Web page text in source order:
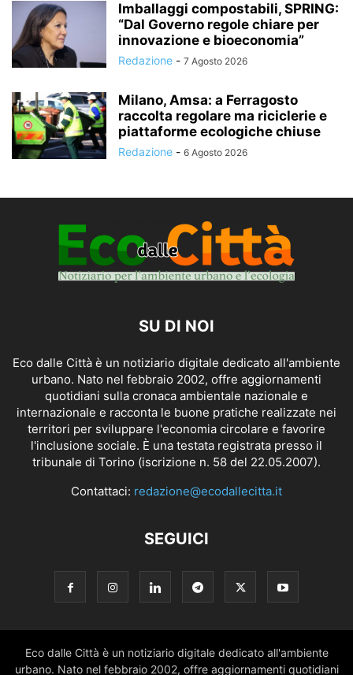
Imballaggi compostabili, SPRING:
“Dal Governo regole chiare per
innovazione e bioeconomia”
Redazione - 7 Agosto 2026
Milano, Amsa: a Ferragosto
raccolta regolare ma riciclerie e
piattaforme ecologiche chiuse
Redazione - 6 Agosto 2026
SU DI NOI
Eco dalle Città è un notiziario digitale dedicato all'ambiente
urbano. Nato nel febbraio 2002, offre aggiornamenti
quotidiani sulla cronaca ambientale nazionale e
internazionale e racconta le buone pratiche realizzate nei
territori per sviluppare l'economia circolare e favorire
l'inclusione sociale. È una testata registrata presso il
tribunale di Torino (iscrizione n. 58 del 22.05.2007).
Contattaci: redazione@ecodallecitta.it
SEGUICI
Eco dalle Città è un notiziario digitale dedicato all'ambiente
urbano. Nato nel febbraio 2002, offre aggiornamenti quotidiani